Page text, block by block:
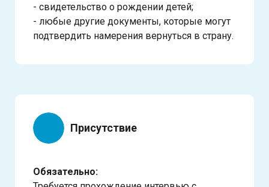
- свидетельство о рождении детей;
- любые другие документы, которые могут
подтвердить намерения вернуться в страну.
Присутствие
Обязательно: